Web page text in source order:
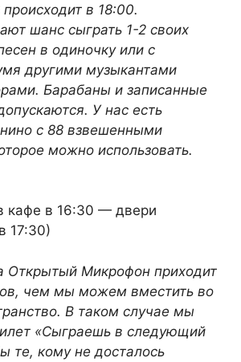
в 18:00.
шанс сыграть 1-2 своих
в одиночку или с
другими музыкантами
Барабаны и записанные
У нас есть
с 88 взвешенными
можно использовать.
кафе в 16:30 — двери
17:30)
Открытый Микрофон приходит
чем мы можем вместить во
В таком случае мы
«Сыграешь в следующий
те, кому не досталось